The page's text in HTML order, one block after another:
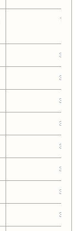
Tarifa
3.54€
3.54€
3.54€
3.54€
3.54€
3.54€
3.54€
3.54€